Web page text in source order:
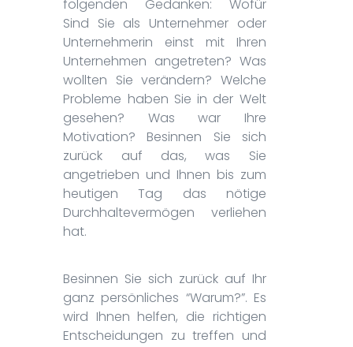
folgenden Gedanken: Wofür
Sind Sie als Unternehmer oder
Unternehmerin einst mit Ihren
Unternehmen angetreten? Was
wollten Sie verändern? Welche
Probleme haben Sie in der Welt
gesehen? Was war Ihre
Motivation? Besinnen Sie sich
zurück auf das, was Sie
angetrieben und Ihnen bis zum
heutigen Tag das nötige
Durchhaltevermögen verliehen
hat.
Besinnen Sie sich zurück auf Ihr
ganz persönliches “Warum?”. Es
wird Ihnen helfen, die richtigen
Entscheidungen zu treffen und